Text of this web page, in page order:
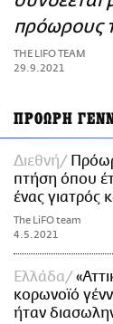
ΑΜΠΑ
PRINT
πρόωρους
THE LIFO TEAM
29.9.2021
ΠΡΟΩΡΗ
Διεθνή
πτήση όπου
ένας γιατρός
The LiFO team
4.5.2021
Ελλάδα
κορωνοϊό
ήταν